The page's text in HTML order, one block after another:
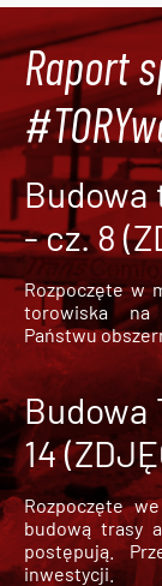
Raport
Budowa
- cz. 8
Rozpoczęte w
torowiska na
Państwu
Budowa
14
Rozpoczęte
budową trasy
postępują.
inwestycji.